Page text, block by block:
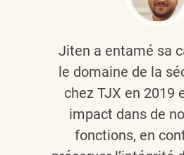
Jiten a entamé sa
le domaine de la
chez TJX en 2019
impact dans de
fonctions, en